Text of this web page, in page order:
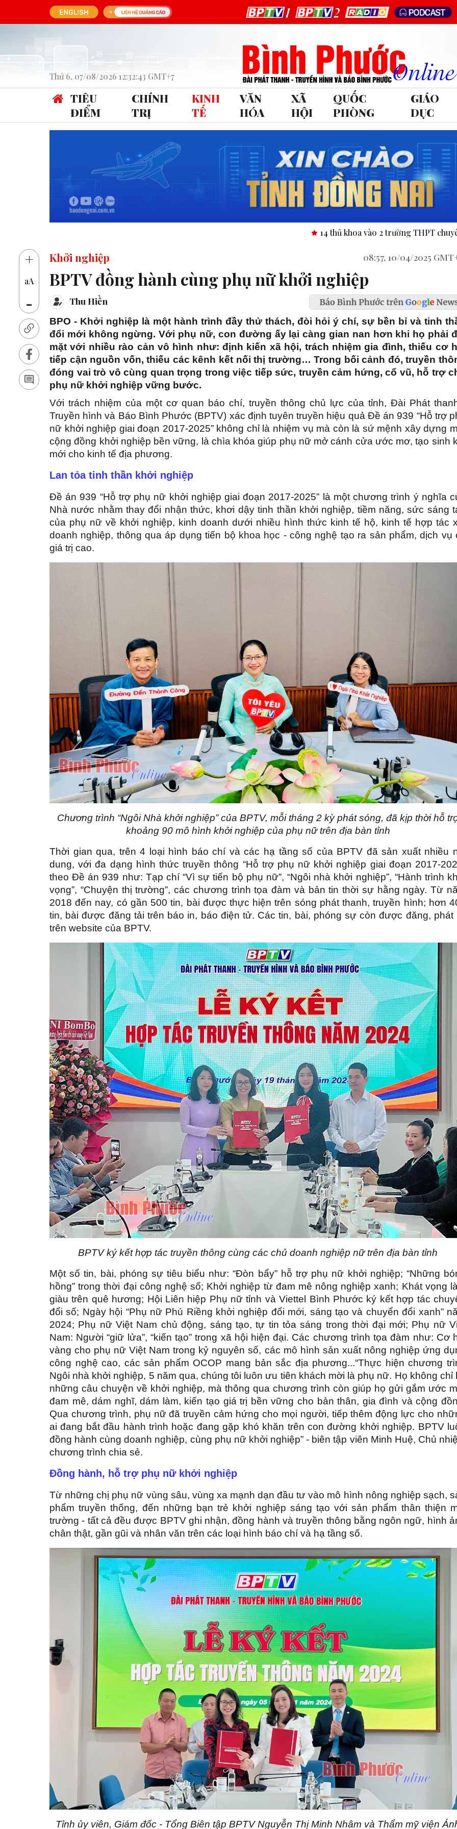
Thứ 6, 07/08/2026 12:32:43 GMT+7
TIÊU
ĐIỂM
CHÍNH
TRỊ
KINH
TẾ
VĂN
HÓA
XÃ
HỘI
QUỐC
PHÒNG
GIÁO
DỤC
14 thủ khoa vào 2 trường THPT chuyên tỉnh Bình Phước.
+
aA
-
Khởi nghiệp 08:57, 10/04/2025
BPTV đồng hành cùng phụ nữ khởi nghiệp
Thu Hiền
BPO - Khởi nghiệp là một hành trình đầy thử thách, đòi hỏi ý chí, sự bền bỉ và tinh
đổi mới không ngừng. Với phụ nữ, con đường ấy lại càng gian nan hơn khi họ phải
mặt với nhiều rào cản vô hình như: định kiến xã hội, trách nhiệm gia đình, thiếu cơ
tiếp cận nguồn vốn, thiếu các kênh kết nối thị trường… Trong bối cảnh đó, truyền
đóng vai trò vô cùng quan trọng trong việc tiếp sức, truyền cảm hứng, cổ vũ, hỗ trợ
phụ nữ khởi nghiệp vững bước.
Với trách nhiệm của một cơ quan báo chí, truyền thông chủ lực của tỉnh, Đài Phát
Truyền hình và Báo Bình Phước (BPTV) xác định tuyên truyền hiệu quả Đề án 939 “Hỗ trợ
nữ khởi nghiệp giai đoạn 2017-2025” không chỉ là nhiệm vụ mà còn là sứ mệnh xây dựng
cộng đồng khởi nghiệp bền vững, là chìa khóa giúp phụ nữ mở cánh cửa ước mơ, tạo sinh
mới cho kinh tế địa phương.
Lan tỏa tinh thần khởi nghiệp
Đề án 939 “Hỗ trợ phụ nữ khởi nghiệp giai đoạn 2017-2025” là một chương trình ý nghĩa
Nhà nước nhằm thay đổi nhận thức, khơi dậy tinh thần khởi nghiệp, tiềm năng, sức sáng
của phụ nữ về khởi nghiệp, kinh doanh dưới nhiều hình thức kinh tế hộ, kinh tế hợp tác
doanh nghiệp, thông qua áp dụng tiến bộ khoa học - công nghệ tạo ra sản phẩm, dịch vụ
giá trị cao.
Chương trình “Ngôi Nhà khởi nghiệp” của BPTV, mỗi tháng 2 kỳ phát sóng, đã kịp thời hỗ
khoảng 90 mô hình khởi nghiệp của phụ nữ trên địa bàn tỉnh
Thời gian qua, trên 4 loại hình báo chí và các hạ tầng số của BPTV đã sản xuất nhiều
dung, với đa dạng hình thức truyền thông “Hỗ trợ phụ nữ khởi nghiệp giai đoạn 2017-
theo Đề án 939 như: Tạp chí “Vì sự tiến bộ phụ nữ”, “Ngôi nhà khởi nghiệp”, “Hành trình
vọng”, “Chuyện thị trường”, các chương trình tọa đàm và bản tin thời sự hằng ngày. Từ
2018 đến nay, có gần 500 tin, bài được thực hiện trên sóng phát thanh, truyền hình; hơn
tin, bài được đăng tải trên báo in, báo điện tử. Các tin, bài, phóng sự còn được đăng, phát
trên website của BPTV.
BPTV ký kết hợp tác truyền thông cùng các chủ doanh nghiệp nữ trên địa bàn tỉnh
Một số tin, bài, phóng sự tiêu biểu như: “Đòn bẩy” hỗ trợ phụ nữ khởi nghiệp; “Những
hồng” trong thời đại công nghệ số; Khởi nghiệp từ đam mê nông nghiệp xanh; Khát vọng
giàu trên quê hương; Hội Liên hiệp Phụ nữ tỉnh và Viettel Bình Phước ký kết hợp tác
đổi số; Ngày hội “Phụ nữ Phú Riềng khởi nghiệp đổi mới, sáng tạo và chuyển đổi xanh”
2024; Phụ nữ Việt Nam chủ động, sáng tạo, tự tin tỏa sáng trong thời đại mới; Phụ nữ
Nam: Người “giữ lửa”, “kiến tạo” trong xã hội hiện đại. Các chương trình tọa đàm như: Cơ
vàng cho phụ nữ Việt Nam trong kỷ nguyên số, các mô hình sản xuất nông nghiệp ứng
công nghệ cao, các sản phẩm OCOP mang bản sắc địa phương...“Thực hiện chương
Ngôi nhà khởi nghiệp, 5 năm qua, chúng tôi luôn ưu tiên khách mời là phụ nữ. Họ không chỉ
những câu chuyện về khởi nghiệp, mà thông qua chương trình còn giúp họ gửi gắm ước
đam mê, dám nghĩ, dám làm, kiến tạo giá trị bền vững cho bản thân, gia đình và cộng
Qua chương trình, phụ nữ đã truyền cảm hứng cho mọi người, tiếp thêm động lực cho
ai đang bắt đầu hành trình hoặc đang gặp khó khăn trên con đường khởi nghiệp. BPTV
đồng hành cùng doanh nghiệp, cùng phụ nữ khởi nghiệp” - biên tập viên Minh Huệ, Chủ
chương trình chia sẻ.
Đồng hành, hỗ trợ phụ nữ khởi nghiệp
Từ những chị phụ nữ vùng sâu, vùng xa mạnh dạn đầu tư vào mô hình nông nghiệp sạch,
phẩm truyền thống, đến những bạn trẻ khởi nghiệp sáng tạo với sản phẩm thân thiện
trường - tất cả đều được BPTV ghi nhận, đồng hành và truyền thông bằng ngôn ngữ, hình
chân thật, gần gũi và nhân văn trên các loại hình báo chí và hạ tầng số.
Tỉnh ủy viên, Giám đốc - Tổng Biên tập BPTV Nguyễn Thị Minh Nhâm và Thẩm mỹ viện